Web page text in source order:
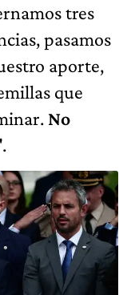
tres
pasamos
aporte,
que
No